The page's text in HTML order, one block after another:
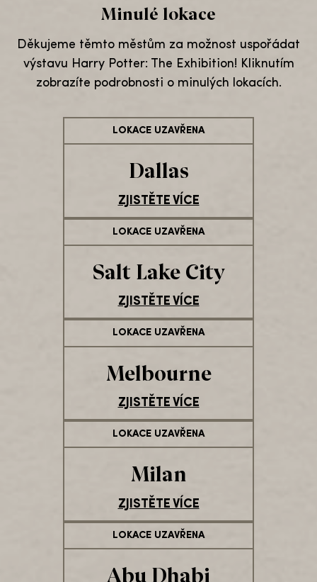
Minulé lokace
Děkujeme těmto městům za možnost uspořádat
výstavu Harry Potter: The Exhibition! Kliknutím
zobrazíte podrobnosti o minulých lokacích.
LOKACE UZAVŘENA
Dallas
ZJISTĚTE VÍCE
LOKACE UZAVŘENA
Salt Lake City
ZJISTĚTE VÍCE
LOKACE UZAVŘENA
Melbourne
ZJISTĚTE VÍCE
LOKACE UZAVŘENA
Milan
ZJISTĚTE VÍCE
LOKACE UZAVŘENA
Abu Dhabi